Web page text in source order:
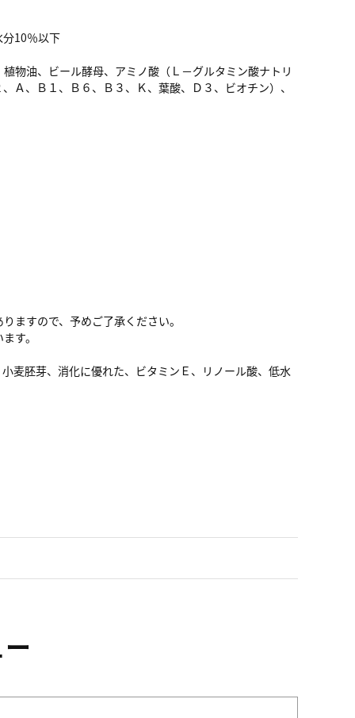
10％以下
物油、ビール酵母、アミノ酸（Ｌ－グルタミン酸ナトリ
Ａ、Ｂ１、Ｂ６、Ｂ３、Ｋ、葉酸、Ｄ３、ビオチン）、
ますので、予めご了承ください。
す。
麦胚芽、消化に優れた、ビタミンＥ、リノール酸、低水